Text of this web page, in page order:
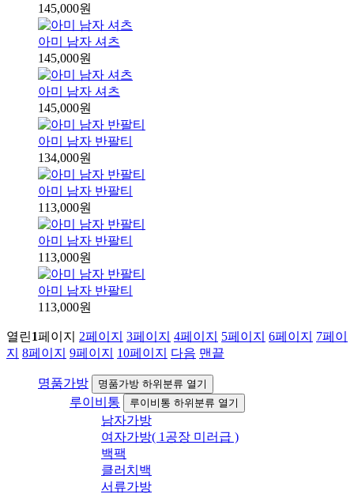
145,000원
아미 남자 셔츠
145,000원
아미 남자 셔츠
145,000원
아미 남자 반팔티
134,000원
아미 남자 반팔티
113,000원
아미 남자 반팔티
113,000원
아미 남자 반팔티
113,000원
열린1페이지 2페이지 3페이지 4페이지 5페이지 6페이지 7페이
지 8페이지 9페이지 10페이지 다음 맨끝
명품가방 명품가방 하위분류 열기
루이비통 루이비통 하위분류 열기
남자가방
여자가방( 1공장 미러급 )
백팩
클러치백
서류가방